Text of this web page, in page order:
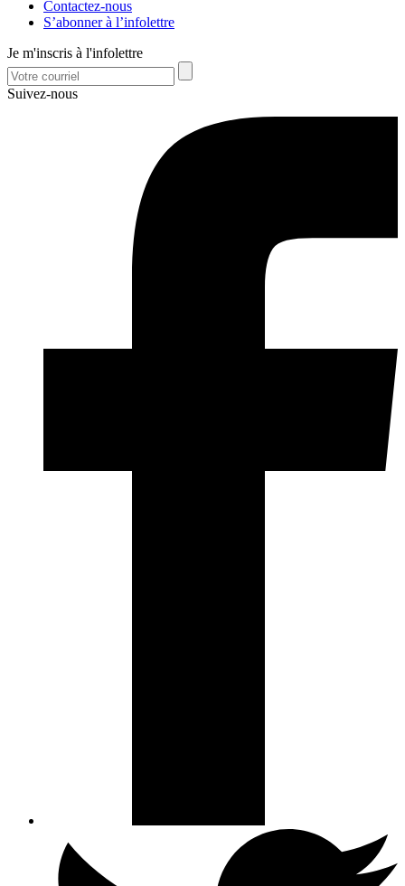
Contactez-nous
S’abonner à l’infolettre
Je m'inscris à l'infolettre
Suivez-nous